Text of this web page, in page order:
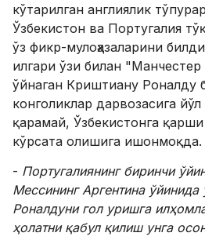
кўтарилган англиялик
Ўзбекистон ва Португалия
ўз фикр-мулоҳазаларини
илгари ўзи билан
ўйнаган Криштиану Роналду
конголиклар дарвозасига
қарамай, Ўзбекистонга қарши
кўрсата олишига ишонмоқда.
- Португалиянинг биринчи
Мессининг Аргентина ўйинида
Роналдуни гол уришга
ҳолатни қабул қилиш унга